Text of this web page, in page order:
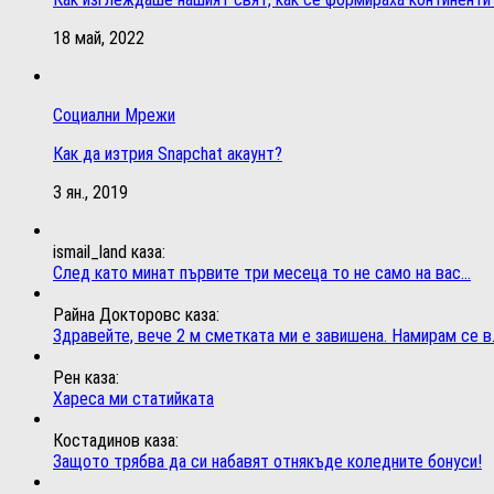
18 май, 2022
Социални Мрежи
Как да изтрия Snapchat акаунт?
3 ян., 2019
ismail_land каза:
След като минат първите три месеца то не само на вас...
Райна Докторовс каза:
Здравейте, вече 2 м сметката ми е завишена. Намирам се
Рен каза:
Хареса ми статийката
Костадинов каза:
Защото трябва да си набавят отнякъде коледните бонуси!